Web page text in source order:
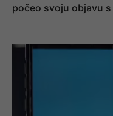
počeo svoju objavu